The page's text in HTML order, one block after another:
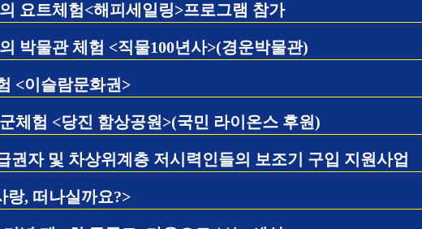
요트체험<해피세일링>프로그램 참가
박물관 체험 <직물100년사>(경운박물관)
<이슬람문화권>
체험 <당진 함상공원>(국민 라이온스 후원)
권자 및 차상위계층 저시력인들의 보조기 구입 지원사업
랑, 떠나실까요?>